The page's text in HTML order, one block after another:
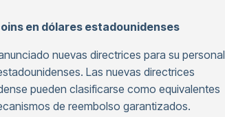
en dólares estadounidenses
nuevas directrices para su personal
Las nuevas directrices
pueden clasificarse como equivalentes
de reembolso garantizados.